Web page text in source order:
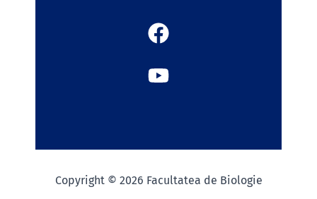
Copyright © 2026 Facultatea de Biologie